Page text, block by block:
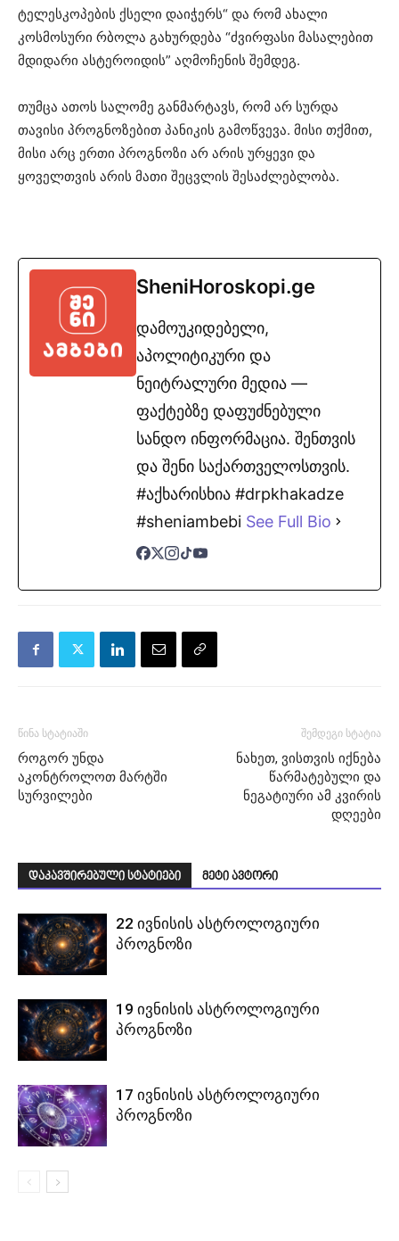
ტელესკოპების ქსელი დაიჭერს“ და რომ ახალი
კოსმოსური რბოლა გახურდება “ძვირფასი მასალებით
მდიდარი ასტეროიდის” აღმოჩენის შემდეგ.
თუმცა ათოს სალომე განმარტავს, რომ არ სურდა
თავისი პროგნოზებით პანიკის გამოწვევა. მისი თქმით,
მისი არც ერთი პროგნოზი არ არის ურყევი და
ყოველთვის არის მათი შეცვლის შესაძლებლობა.
SheniHoroskopi.ge
დამოუკიდებელი,
აპოლიტიკური და
ნეიტრალური მედია —
ფაქტებზე დაფუძნებული
სანდო ინფორმაცია. შენთვის
და შენი საქართველოსთვის.
#აქხარისხია #drpkhakadze
#sheniambebi See Full Bio
წინა სტატიაში
როგორ უნდა
აკონტროლოთ მარტში
სურვილები
შემდეგი სტატია
ნახეთ, ვისთვის იქნება
წარმატებული და
ნეგატიური ამ კვირის
დღეები
დაკავშირებული სტატიები მეტი ავტორი
22 ივნისის ასტროლოგიური
პროგნოზი
19 ივნისის ასტროლოგიური
პროგნოზი
17 ივნისის ასტროლოგიური
პროგნოზი